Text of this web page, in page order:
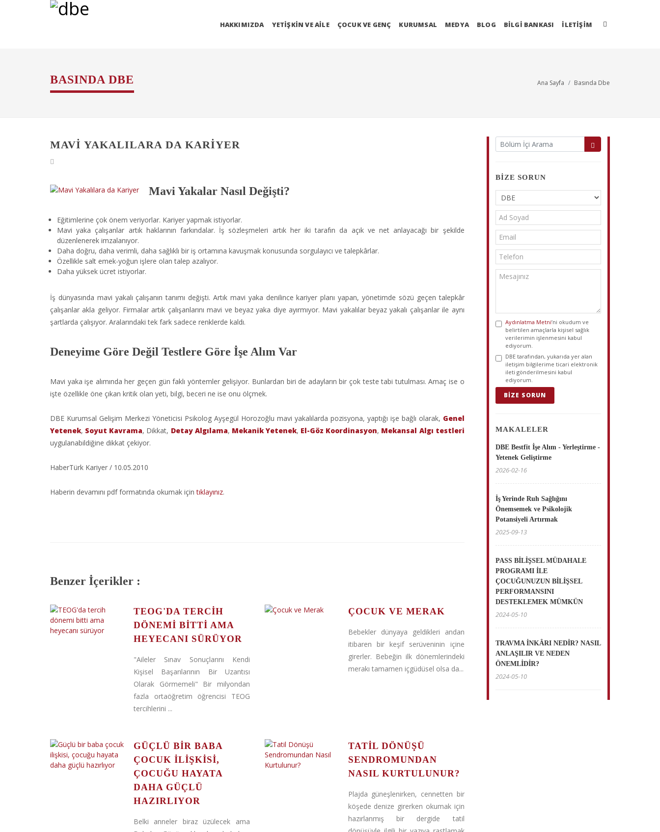
HAKKIMIZDA YETIŞKIN VE AILE ÇOCUK VE GENÇ KURUMSAL MEDYA BLOG BİLGİ BANKASI İLETIŞIM
BASINDA DBE Ana Sayfa Basında Dbe
MAVI YAKALILARA DA KARIYER
Mavi Yakalar Nasıl Değişti?
Eğitimlerine çok önem veriyorlar. Kariyer yapmak istiyorlar.
Mavi yaka çalışanlar artık haklarının farkındalar. İş sözleşmeleri artık her iki tarafın da açık ve net anlayacağı bir şekilde
düzenlenerek imzalanıyor.
Daha doğru, daha verimli, daha sağlıklı bir iş ortamına kavuşmak konusunda sorgulayıcı ve talepkârlar.
Özellikle salt emek-yoğun işlere olan talep azalıyor.
Daha yüksek ücret istiyorlar.
İş dünyasında mavi yakalı çalışanın tanımı değişti. Artık mavi yaka denilince kariyer planı yapan, yönetimde sözü geçen talepkâr
çalışanlar akla geliyor. Firmalar artık çalışanlarını mavi ve beyaz yaka diye ayırmıyor. Mavi yakalılar beyaz yakalı çalışanlar ile aynı
şartlarda çalışıyor. Aralarındaki tek fark sadece renklerde kaldı.
Deneyime Göre Değil Testlere Göre İşe Alım Var
Mavi yaka işe alımında her geçen gün faklı yöntemler gelişiyor. Bunlardan biri de adayların bir çok teste tabi tutulması. Amaç ise o
işte özellikle öne çıkan kritik olan yeti, bilgi, beceri ne ise onu ölçmek.
DBE Kurumsal Gelişim Merkezi Yöneticisi Psikolog Ayşegül Horozoğlu mavi yakalılarda pozisyona, yaptığı işe bağlı olarak, Genel
Yetenek, Soyut Kavrama, Dikkat, Detay Algılama, Mekanik Yetenek, El-Göz Koordinasyon, Mekansal Algı testleri
uygulanabildiğine dikkat çekiyor.
HaberTürk Kariyer / 10.05.2010
Haberin devamını pdf formatında okumak içintıklayınız.
Benzer İçerikler :
TEOG'DA TERCIH
DÖNEMI BITTI AMA
HEYECANI SÜRÜYOR
"Aileler Sınav Sonuçlarını Kendi
Kişisel Başarılarının Bir Uzantısı
Olarak Görmemeli" Bir milyondan
fazla ortaöğretim öğrencisi TEOG
tercihlerini ...
ÇOCUK VE MERAK
Bebekler dünyaya geldikleri andan
itibaren bir keşif serüveninin içine
girerler. Bebeğin ilk dönemlerindeki
merakı tamamen içgüdüsel olsa da...
GÜÇLÜ BIR BABA
ÇOCUK ILIŞKISI,
ÇOCUĞU HAYATA
DAHA GÜÇLÜ
HAZIRLIYOR
Belki anneler biraz üzülecek ama
TATIL DÖNÜŞÜ
SENDROMUNDAN
NASIL KURTULUNUR?
Plajda güneşlenirken, cennetten bir
köşede denize girerken okumak için
hazırlanmış bir dergide tatil
BIZE SORUN
Aydınlatma Metni’ni okudum ve
belirtilen amaçlarla kişisel sağlık
verilerimin işlenmesini kabul
ediyorum.
DBE tarafından, yukarıda yer alan
iletişim bilgilerime ticari elektronik
ileti gönderilmesini kabul
ediyorum.
BIZE SORUN
MAKALELER
DBE Bestfit İşe Alım - Yerleştirme -
Yetenek Geliştirme
2026-02-16
İş Yerinde Ruh Sağlığını
Önemsemek ve Psikolojik
Potansiyeli Artırmak
2025-09-13
PASS BİLİŞSEL MÜDAHALE
PROGRAMI İLE
ÇOCUĞUNUZUN BİLİŞSEL
PERFORMANSINI
DESTEKLEMEK MÜMKÜN
2024-05-10
TRAVMA İNKÂRI NEDİR? NASIL
ANLAŞILIR VE NEDEN
ÖNEMLİDİR?
2024-05-10